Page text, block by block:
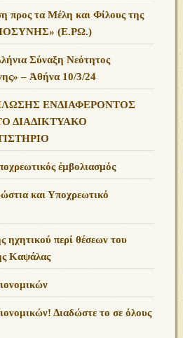
προς τα Μέλη και Φίλους της
(Ε.ΡΩ.)
Σύναξη Νεότητος
– Ἀθήνα 10/3/24
ΕΝΔΙΑΦΕΡΟΝΤΟΣ
ΔΙΑΔΙΚΤΥΑΚΟ
ἐμβολιασμός
και Υποχρεωτικό
ηχητικού περί θέσεων του
Καψάλας
Διαδώστε το σε όλους